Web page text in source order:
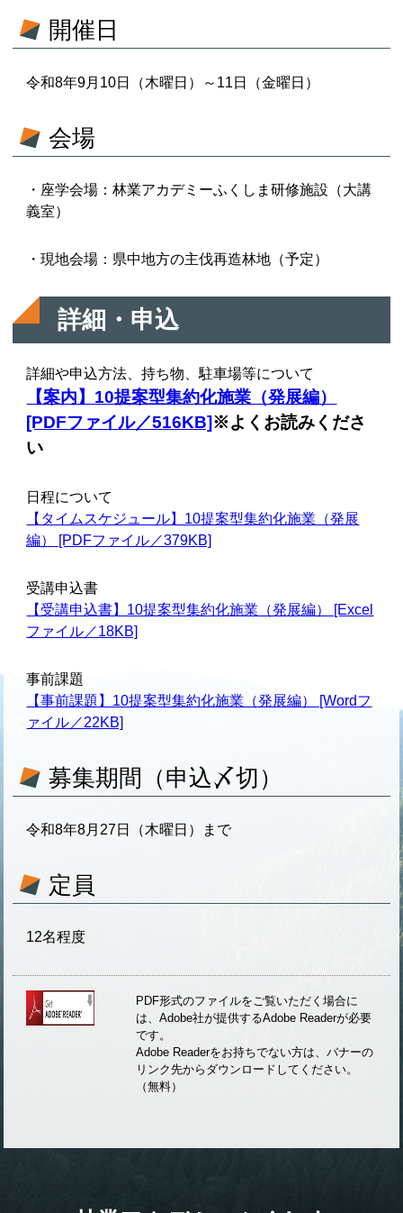
開催日
令和8年9月10日（木曜日）～11日（金曜日）
会場
・座学会場：林業アカデミーふくしま研修施設（大講
義室）
・現地会場：県中地方の主伐再造林地（予定）
詳細・申込
詳細や申込方法、持ち物、駐車場等について
【案内】10提案型集約化施業（発展編）
[PDFファイル／516KB] ※よくお読みくださ
い
日程について
【タイムスケジュール】10提案型集約化施業（発展
編） [PDFファイル／379KB]
受講申込書
【受講申込書】10提案型集約化施業（発展編） [Excel
ファイル／18KB]
事前課題
【事前課題】10提案型集約化施業（発展編） [Wordフ
ァイル／22KB]
募集期間（申込〆切）
令和8年8月27日（木曜日）まで
定員
12名程度
PDF形式のファイルをご覧いただく場合に
は、Adobe社が提供するAdobe Readerが必要
です。
Adobe Readerをお持ちでない方は、バナーの
リンク先からダウンロードしてください。
（無料）